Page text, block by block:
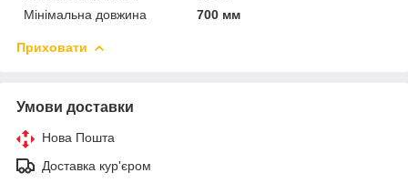
Мінімальна довжина
700 мм
Приховати
Умови доставки
Нова Пошта
Доставка кур'єром